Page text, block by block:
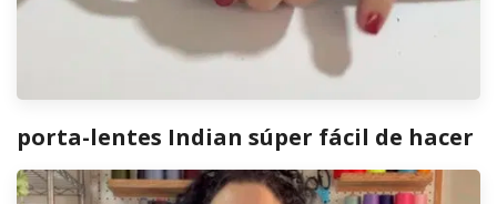
porta-lentes Indian súper fácil de hacer